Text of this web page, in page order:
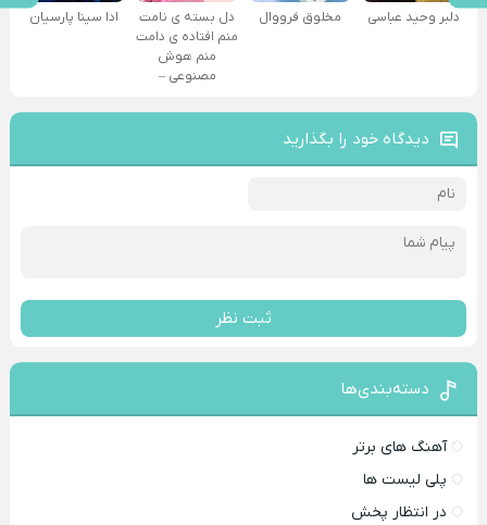
دلبر وحید عباسی مخلوق فرووال
دل بسته ی نامت
منم افتاده ی دامت
منم هوش
مصنوعی –
ادا سینا پارسیان
دیدگاه خود را بگذارید
ثبت نظر
دسته‌بندی‌ها
آهنگ های برتر
پلی لیست ها
در انتظار پخش